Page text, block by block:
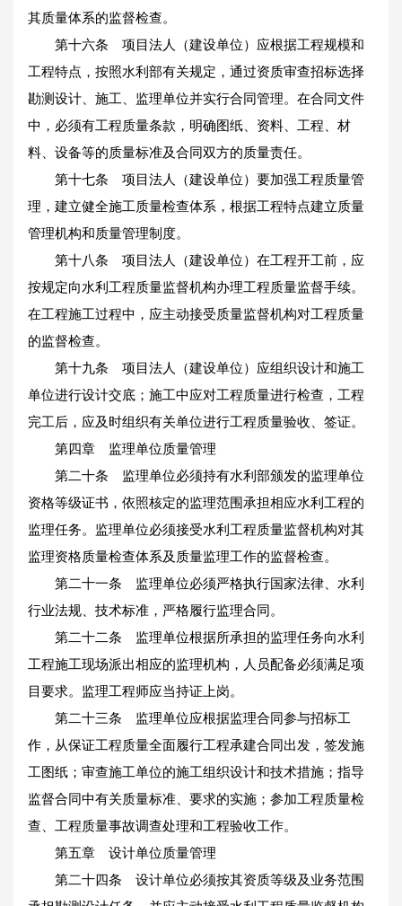
其质量体系的监督检查。
第十六条 项目法人（建设单位）应根据工程规模和
工程特点，按照水利部有关规定，通过资质审查招标选择
勘测设计、施工、监理单位并实行合同管理。在合同文件
中，必须有工程质量条款，明确图纸、资料、工程、材
料、设备等的质量标准及合同双方的质量责任。
第十七条 项目法人（建设单位）要加强工程质量管
理，建立健全施工质量检查体系，根据工程特点建立质量
管理机构和质量管理制度。
第十八条 项目法人（建设单位）在工程开工前，应
按规定向水利工程质量监督机构办理工程质量监督手续。
在工程施工过程中，应主动接受质量监督机构对工程质量
的监督检查。
第十九条 项目法人（建设单位）应组织设计和施工
单位进行设计交底；施工中应对工程质量进行检查，工程
完工后，应及时组织有关单位进行工程质量验收、签证。
第四章 监理单位质量管理
第二十条 监理单位必须持有水利部颁发的监理单位
资格等级证书，依照核定的监理范围承担相应水利工程的
监理任务。监理单位必须接受水利工程质量监督机构对其
监理资格质量检查体系及质量监理工作的监督检查。
第二十一条 监理单位必须严格执行国家法律、水利
行业法规、技术标准，严格履行监理合同。
第二十二条 监理单位根据所承担的监理任务向水利
工程施工现场派出相应的监理机构，人员配备必须满足项
目要求。监理工程师应当持证上岗。
第二十三条 监理单位应根据监理合同参与招标工
作，从保证工程质量全面履行工程承建合同出发，签发施
工图纸；审查施工单位的施工组织设计和技术措施；指导
监督合同中有关质量标准、要求的实施；参加工程质量检
查、工程质量事故调查处理和工程验收工作。
第五章 设计单位质量管理
第二十四条 设计单位必须按其资质等级及业务范围